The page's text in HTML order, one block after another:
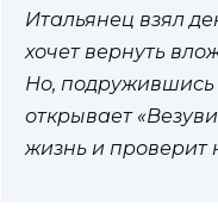
Итальянец взял
хочет вернуть
Но, подружившись
открывает
жизнь и проверит